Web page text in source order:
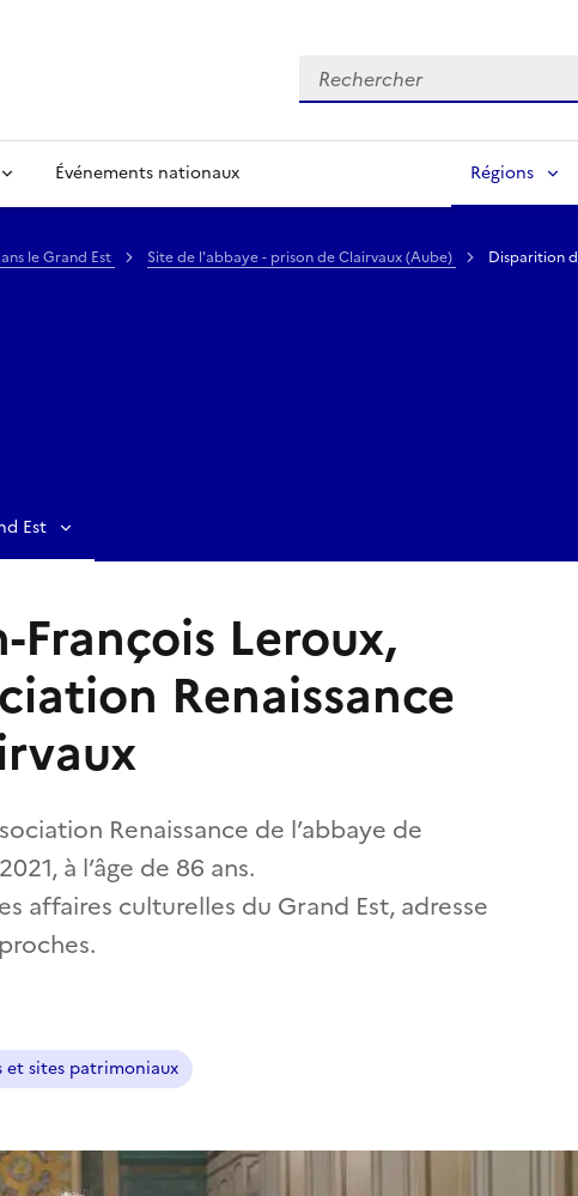
Rechercher
Événements nationaux Régions
le Grand Est Site de l'abbaye - prison de Clairvaux (Aube)
Disparition
Est
Leroux,
Renaissance
Renaissance de l’abbaye de
à l’âge de 86 ans.
affaires culturelles du Grand Est, adresse
et sites patrimoniaux